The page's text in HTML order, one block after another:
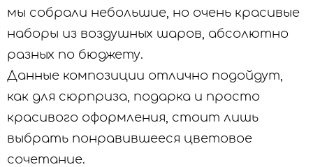
мы собрали небольшие, но очень красивые
наборы из воздушных шаров, абсолютно
разных по бюджету.
Данные композиции отлично подойдут,
как для сюрприза, подарка и просто
красивого оформления, стоит лишь
выбрать понравившееся цветовое
сочетание.